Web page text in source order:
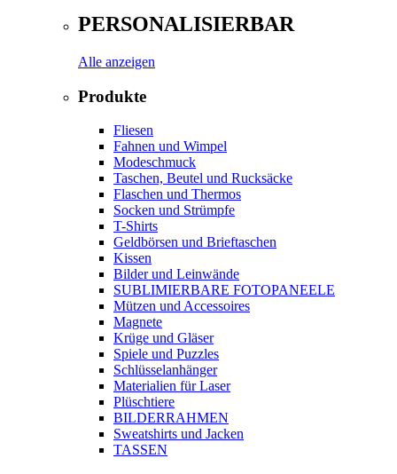
PERSONALISIERBAR
Alle anzeigen
Produkte
Fliesen
Fahnen und Wimpel
Modeschmuck
Taschen, Beutel und Rucksäcke
Flaschen und Thermos
Socken und Strümpfe
T-Shirts
Geldbörsen und Brieftaschen
Kissen
Bilder und Leinwände
SUBLIMIERBARE FOTOPANEELE
Mützen und Accessoires
Magnete
Krüge und Gläser
Spiele und Puzzles
Schlüsselanhänger
Materialien für Laser
Plüschtiere
BILDERRAHMEN
Sweatshirts und Jacken
TASSEN